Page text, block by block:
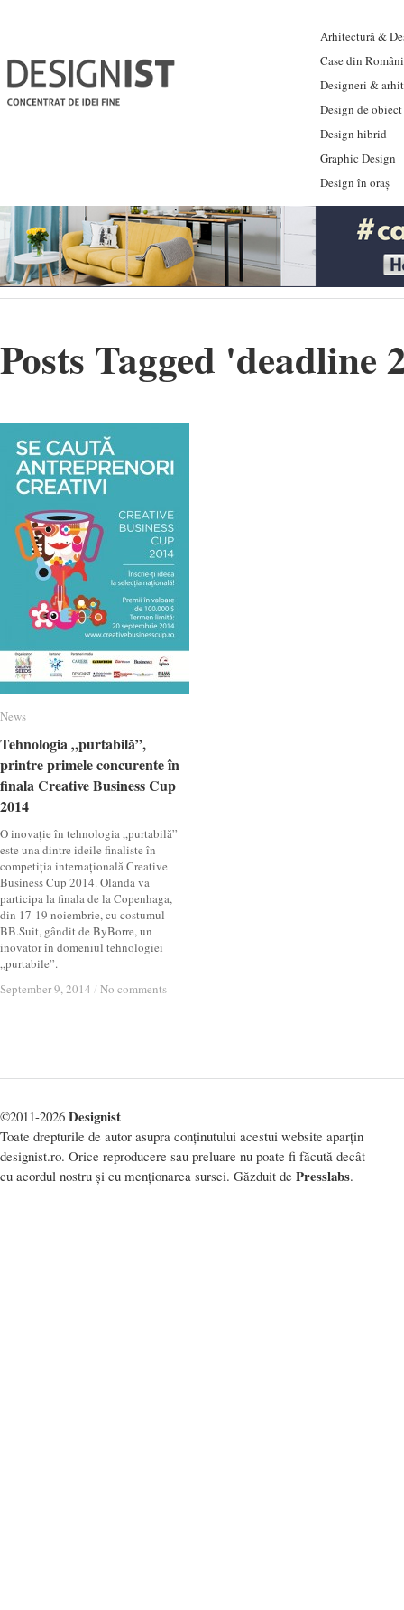
Arhitectură &
Case din
Designeri &
Design de obiect
Design hibrid
Graphic Design
Design în oraș
Posts Tagged 'deadline
News
Tehnologia „purtabilă”,
printre primele concurente în
finala Creative Business Cup
2014
O inovație în tehnologia „purtabilă”
este una dintre ideile finaliste în
competiția internațională Creative
Business Cup 2014. Olanda va
participa la finala de la Copenhaga,
din 17-19 noiembrie, cu costumul
BB.Suit, gândit de ByBorre, un
inovator în domeniul tehnologiei
„purtabile”.
September 9, 2014 / No comments
News
Tehnologia „purtabilă”,
printre primele concurente în
finala Creative Business Cup
2014
September 9, 2014 / No comments
©2011-2026 Designist
Toate drepturile de autor asupra conținutului acestui website aparțin
designist.ro. Orice reproducere sau preluare nu poate fi făcută decât
cu acordul nostru și cu menționarea sursei. Găzduit de Presslabs.